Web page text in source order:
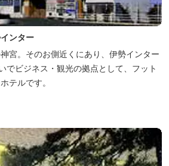
ンター
宮。そのお側近くにあり、伊勢インター
でビジネス・観光の拠点として、フット
テルです。